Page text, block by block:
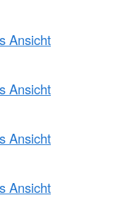
Ansicht
Ansicht
Ansicht
Ansicht